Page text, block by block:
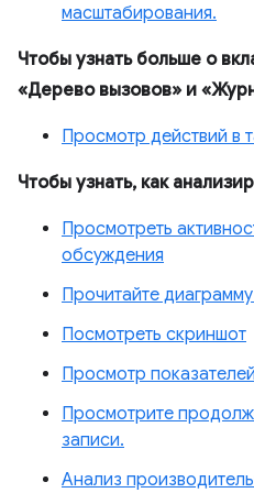
масштабирования.
Чтобы узнать больше о
«Дерево вызовов» и
Просмотр действий в
Чтобы узнать, как
Просмотреть
обсуждения
Прочитайте
Посмотреть скриншот
Просмотр
Просмотрите
записи.
Анализ